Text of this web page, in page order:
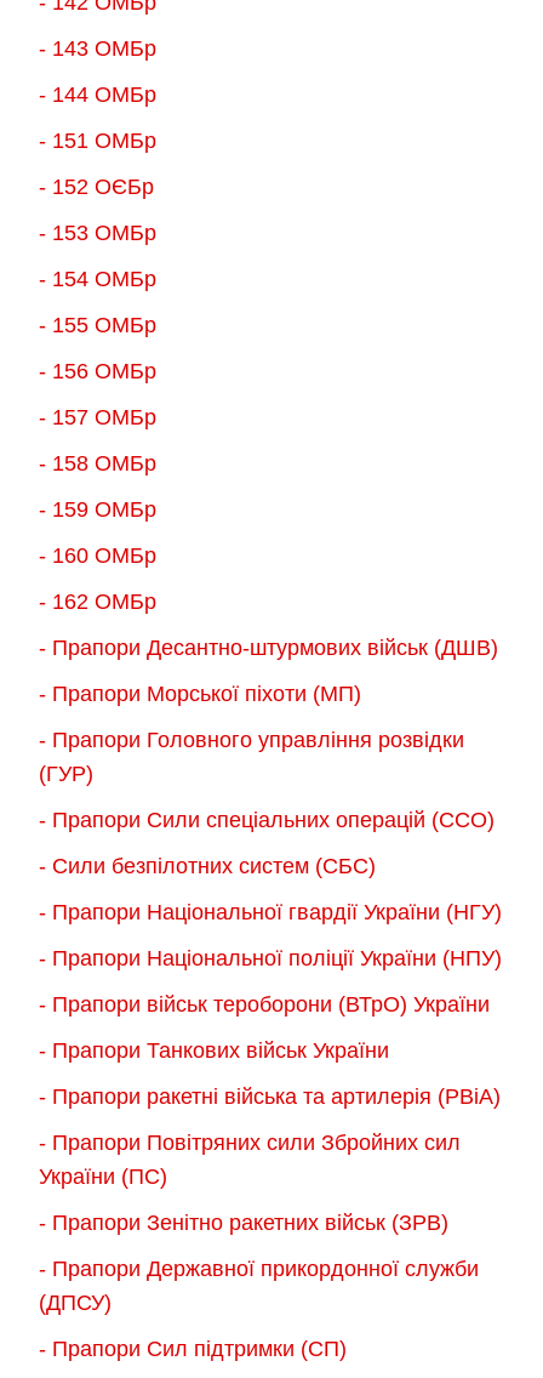
- 143 ОМБр
- 144 ОМБр
- 151 ОМБр
- 152 ОЄБр
- 153 ОМБр
- 154 ОМБр
- 155 ОMБр
- 156 ОMБр
- 157 ОМБр
- 158 ОМБр
- 159 ОМБр
- 160 ОМБр
- 162 ОМБр
- Прапори Десантно-штурмових військ (ДШВ)
- Прапори Морської піхоти (МП)
- Прапори Головного управління розвідки
(ГУР)
- Прапори Сили спеціальних операцій (ССО)
- Сили безпілотних систем (СБС)
- Прапори Національної гвардії України (НГУ)
- Прапори Національної поліції України (НПУ)
- Прапори військ тероборони (ВТрО) України
- Прапори Танкових військ України
- Прапори ракетні війська та артилерія (РВіА)
- Прапори Повітряних сили Збройних сил
України (ПС)
- Прапори Зенітно ракетних військ (ЗРВ)
- Прапори Державної прикордонної служби
(ДПСУ)
- Прапори Сил підтримки (СП)